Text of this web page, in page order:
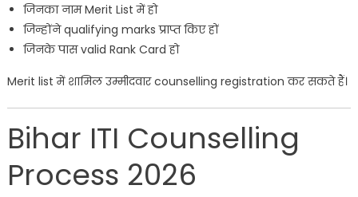
जिनका नाम Merit List में हो
जिन्होंने qualifying marks प्राप्त किए हों
जिनके पास valid Rank Card हो
Merit list में शामिल उम्मीदवार counselling registration कर सकते हैं।
Bihar ITI Counselling
Process 2026